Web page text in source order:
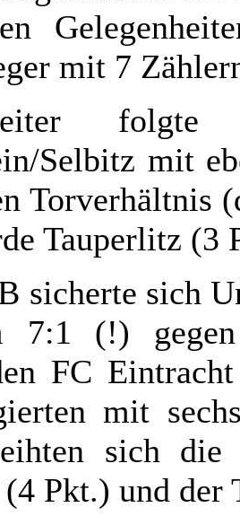
mit 7
folgte
Selbitz mit
Torverhältnis
Tauperlitz (3
sicherte sich
7:1 (!)
FC
mit
sich
Pkt.) und der